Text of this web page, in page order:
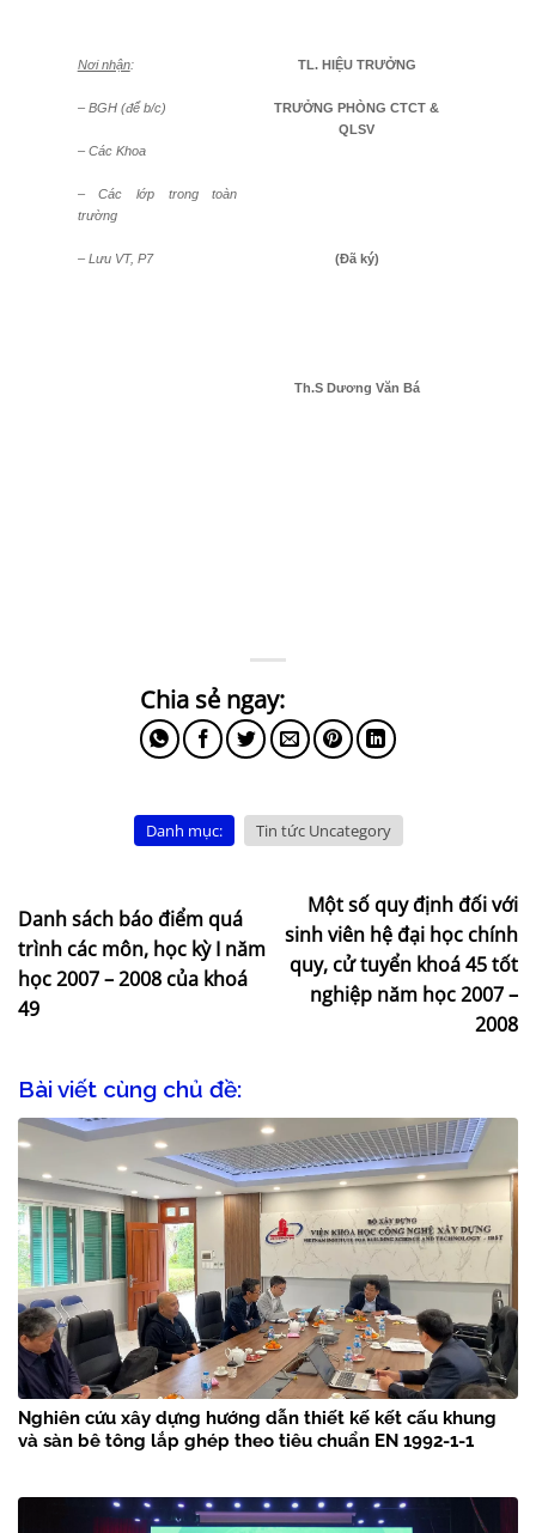
Nơi nhận:
– BGH (để b/c)
– Các Khoa
– Các lớp trong toàn
trường
– Lưu VT, P7
TL. HIỆU TRƯỞNG
TRƯỞNG PHÒNG CTCT &
QLSV
(Đã ký)
Th.S Dương Văn Bá
Danh mục: Tin tức Uncategory
Danh sách báo điểm quá
trình các môn, học kỳ I năm
học 2007 – 2008 của khoá
49
Một số quy định đối với
sinh viên hệ đại học chính
quy, cử tuyển khoá 45 tốt
nghiệp năm học 2007 –
2008
Bài viết cùng chủ đề:
Nghiên cứu xây dựng hướng dẫn thiết kế kết cấu khung
và sàn bê tông lắp ghép theo tiêu chuẩn EN 1992-1-1